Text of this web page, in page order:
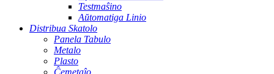
Testmaŝino
Aŭtomatiga Linio
Distribua Skatolo
Panela Tabulo
Metalo
Plasto